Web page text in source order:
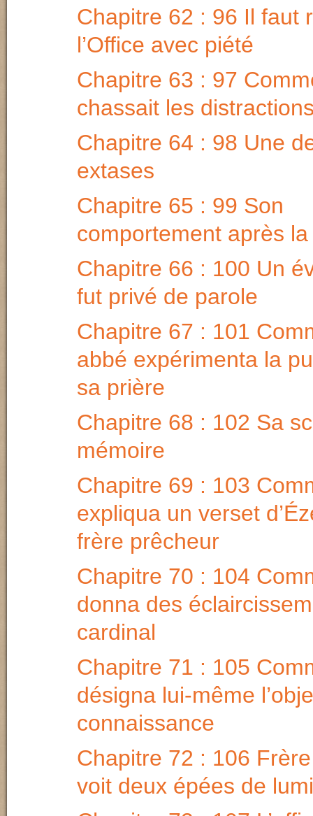
Chapitre 62 : 96 Il faut
l’Office avec piété
Chapitre 63 : 97
chassait les
Chapitre 64 : 98 Une
extases
Chapitre 65 : 99 Son
comportement après
Chapitre 66 : 100 Un
fut privé de parole
Chapitre 67 : 101
abbé expérimenta la
sa prière
Chapitre 68 : 102 Sa
mémoire
Chapitre 69 : 103
expliqua un verset
frère prêcheur
Chapitre 70 : 104
donna des
cardinal
Chapitre 71 : 105
désigna lui-même
connaissance
Chapitre 72 : 106
voit deux épées de